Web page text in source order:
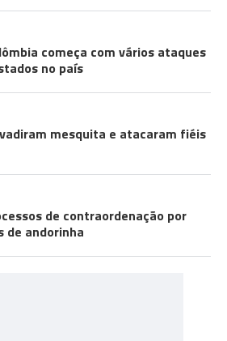
começa com vários ataques
no país
mesquita e atacaram fiéis
de contraordenação por
de andorinha